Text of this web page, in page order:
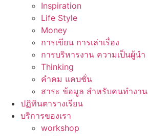
Inspiration
Life Style
Money
การเขียน การเล่าเรื่อง
การบริหารงาน ความเป็นผู้นำ
Thinking
คำคม แคบชั่น
สาระ ข้อมูล สำหรับคนทำงาน
ปฏิทินตารางเรียน
บริการของเรา
workshop